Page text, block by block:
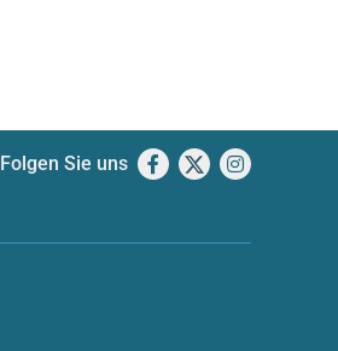
Folgen Sie uns Facebook
X Instagram